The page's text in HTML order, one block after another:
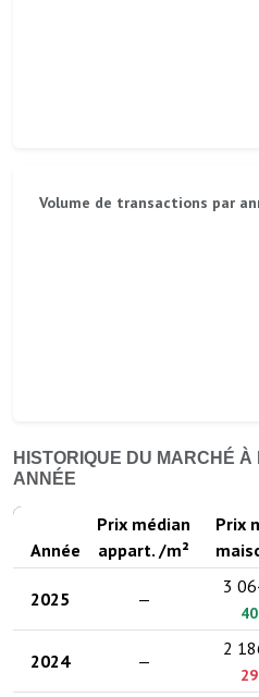
Volume de transactions par
HISTORIQUE DU MARCHÉ
ANNÉE
Année
Prix médian
appart. /m²
Prix
2025 —
3
2024 —
2